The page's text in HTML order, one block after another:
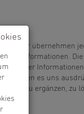
Wir übernehmen
Informationen.
behalten es uns
zu ergänzen, zu